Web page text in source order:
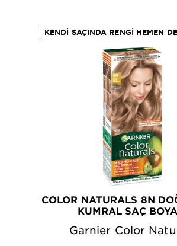
KENDI SAÇINDA RENGI HEMEN
COLOR NATURALS 8N
KUMRAL SAÇ
Garnier Color